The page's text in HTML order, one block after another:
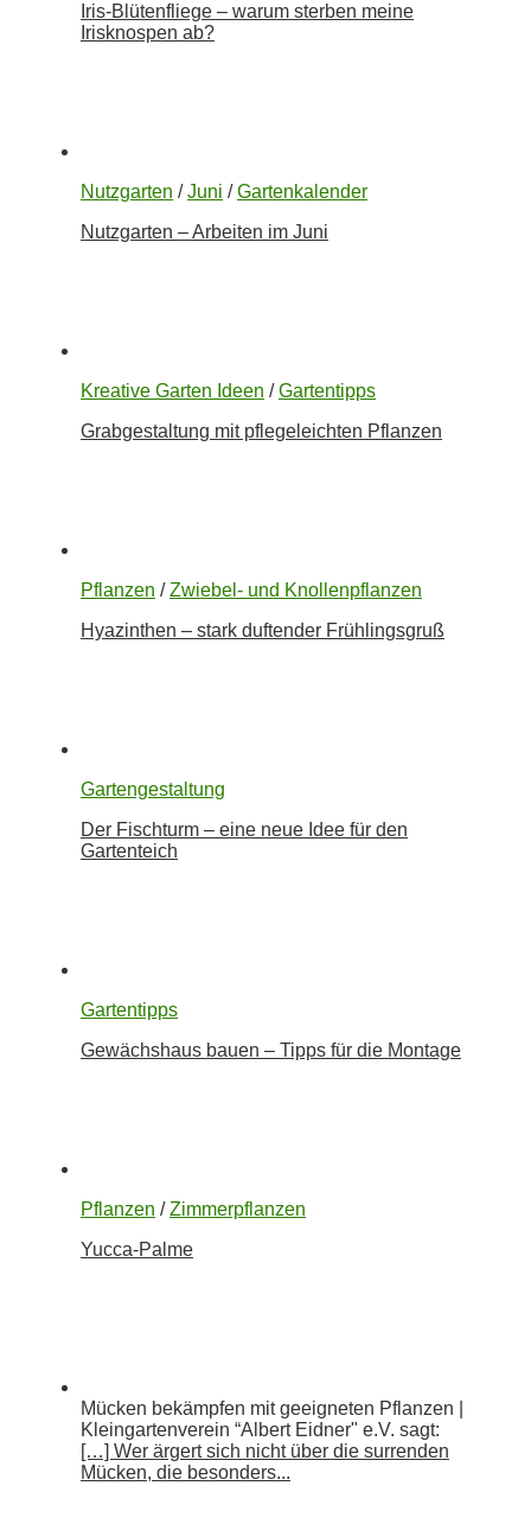
Iris-Blütenfliege – warum sterben meine
Irisknospen ab?
Nutzgarten /Juni /Gartenkalender
Nutzgarten – Arbeiten im Juni
Kreative Garten Ideen /Gartentipps
Grabgestaltung mit pflegeleichten Pflanzen
Pflanzen /Zwiebel- und Knollenpflanzen
Hyazinthen – stark duftender Frühlingsgruß
Gartengestaltung
Der Fischturm – eine neue Idee für den
Gartenteich
Gartentipps
Gewächshaus bauen – Tipps für die Montage
Pflanzen /Zimmerpflanzen
Yucca-Palme
Mücken bekämpfen mit geeigneten Pflanzen |
Kleingartenverein “Albert Eidner" e.V. sagt:
[…] Wer ärgert sich nicht über die surrenden
Mücken, die besonders...